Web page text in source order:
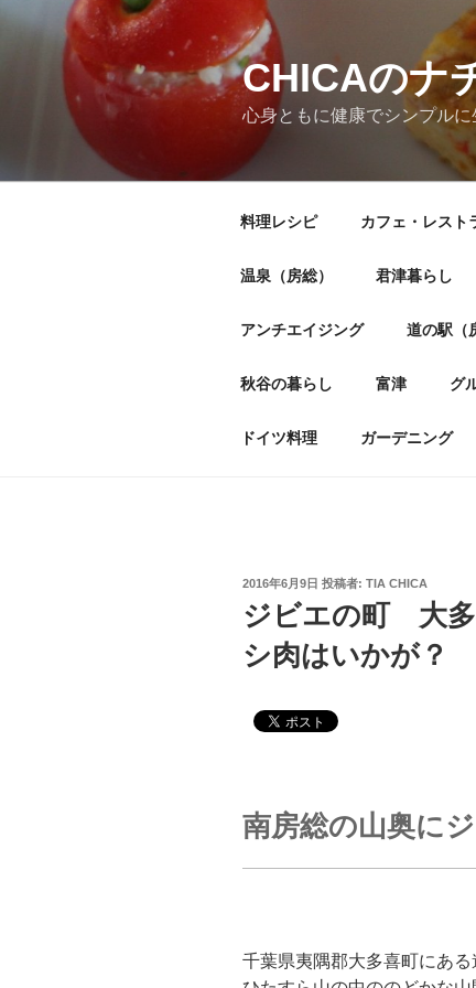
CHICAのナ
心身ともに健康でシンプル
料理レシピ カフェ・レスト
温泉（房総） 君津暮らし
アンチエイジング 道の駅（
秋谷の暮らし 富津 グ
ドイツ料理 ガーデニング
2016年6月9日 投稿者: TIA CHICA
ジビエの町 大多
シ肉はいかが？
南房総の山奥に
千葉県夷隅郡大多喜町にあ